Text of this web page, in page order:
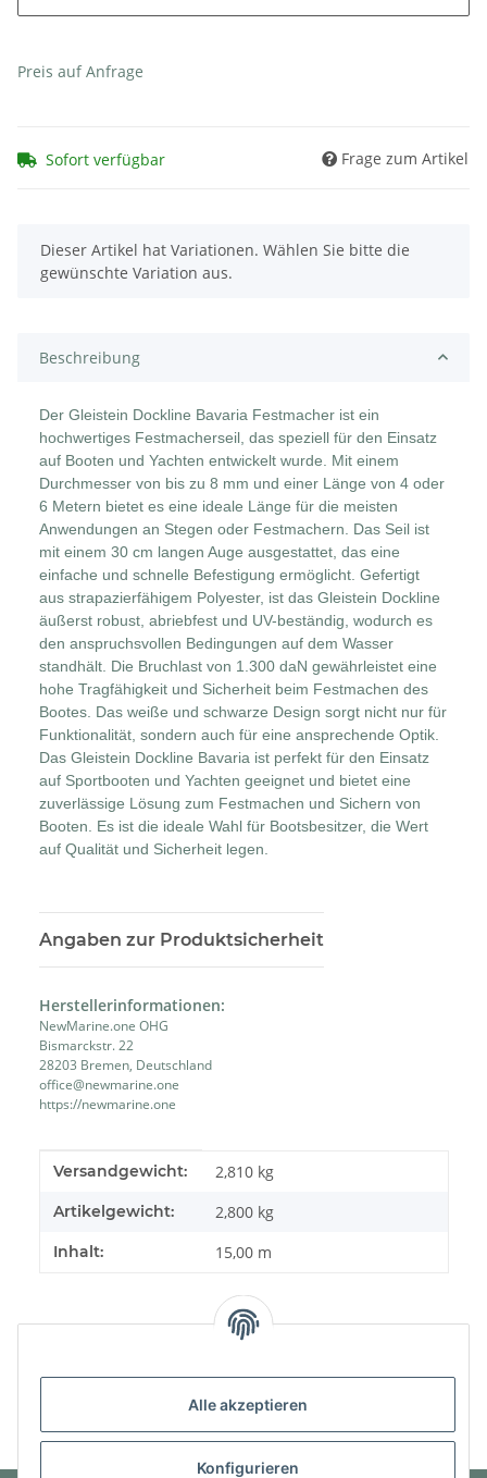
Alle akzeptieren
Konfigurieren
Preis auf Anfrage
Sofort verfügbar Frage zum Artikel
x
Dieser Artikel hat Variationen. Wählen Sie bitte die
gewünschte Variation aus.
Beschreibung
Der Gleistein Dockline Bavaria Festmacher ist ein
hochwertiges Festmacherseil, das speziell für den Einsatz
auf Booten und Yachten entwickelt wurde. Mit einem
Durchmesser von bis zu 8 mm und einer Länge von 4 oder
6 Metern bietet es eine ideale Länge für die meisten
Anwendungen an Stegen oder Festmachern. Das Seil ist
mit einem 30 cm langen Auge ausgestattet, das eine
einfache und schnelle Befestigung ermöglicht. Gefertigt
aus strapazierfähigem Polyester, ist das Gleistein Dockline
äußerst robust, abriebfest und UV-beständig, wodurch es
den anspruchsvollen Bedingungen auf dem Wasser
standhält. Die Bruchlast von 1.300 daN gewährleistet eine
hohe Tragfähigkeit und Sicherheit beim Festmachen des
Bootes. Das weiße und schwarze Design sorgt nicht nur für
Funktionalität, sondern auch für eine ansprechende Optik.
Das Gleistein Dockline Bavaria ist perfekt für den Einsatz
auf Sportbooten und Yachten geeignet und bietet eine
zuverlässige Lösung zum Festmachen und Sichern von
Booten. Es ist die ideale Wahl für Bootsbesitzer, die Wert
auf Qualität und Sicherheit legen.
Angaben zur Produktsicherheit
Herstellerinformationen:
NewMarine.one OHG
Bismarckstr. 22
28203 Bremen, Deutschland
office@newmarine.one
https://newmarine.one
Produkteigenschaft
Wert
Versandgewicht: 2,810 kg
Artikelgewicht: 2,800 kg
Inhalt: 15,00 m